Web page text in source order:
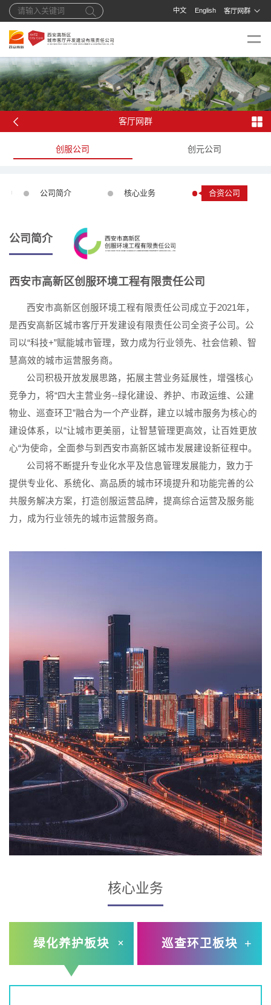
中文 English 客厅网群
客厅网群
创服公司 创元公司
公司简介 核心业务 合资公司
公司简介
西安市高新区创服环境工程有限责任公司
西安市高新区创服环境工程有限责任公司成立于2021年，
是西安高新区城市客厅开发建设有限责任公司全资子公司。公
司以“科技+”赋能城市管理，致力成为行业领先、社会信赖、智
慧高效的城市运营服务商。
公司积极开放发展思路，拓展主营业务延展性，增强核心
竞争力，将“四大主营业务--绿化建设、养护、市政运维、公建
物业、巡查环卫”融合为一个产业群，建立以城市服务为核心的
建设体系，以“让城市更美丽，让智慧管理更高效，让百姓更放
心“为使命，全面参与到西安市高新区城市发展建设新征程中。
公司将不断提升专业化水平及信息管理发展能力，致力于
提供专业化、系统化、高品质的城市环境提升和功能完善的公
共服务解决方案，打造创服运营品牌，提高综合运营及服务能
力，成为行业领先的城市运营服务商。
核心业务
绿化养护板块 巡查环卫板块